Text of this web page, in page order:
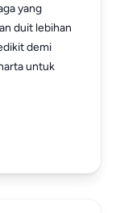
yang
duit lebihan
demi
untuk